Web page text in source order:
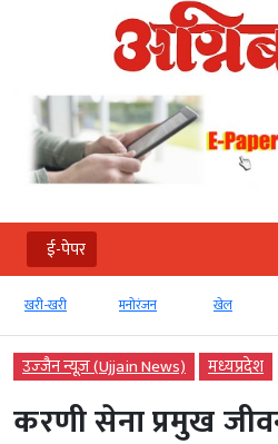
ई-पेपर
खरी-खरी मनोरंजन खेल
उज्‍जैन न्यूज़ (Ujjain News) मध्‍यप्रदेश
करणी सेना प्रमुख